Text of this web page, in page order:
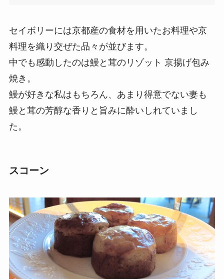
セイボリーには京都産の食材を用いたお料理や京
料理を織り交ぜた品々が並びます。
中でも感動したのは鰻と茸のリゾット 京揚げ包み
焼き。
鰻が好きな私はもちろん、あまり得意でない妻も
鰻と茸の芳醇な香りと旨みに酔いしれていまし
た。
スコーン